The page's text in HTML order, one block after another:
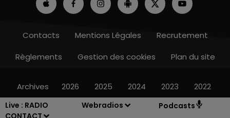
Live : RADIO
CONTACT
Webradios Podcasts
Contacts Mentions Légales
Recrutement
Règlements
Gestion des cookies Plan du site
Archives 2026 2025 2024 2023 2022